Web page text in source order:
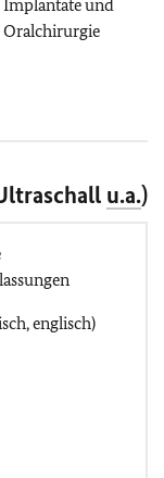
Implantate und
Oralchirurgie
u.a.)
englisch)